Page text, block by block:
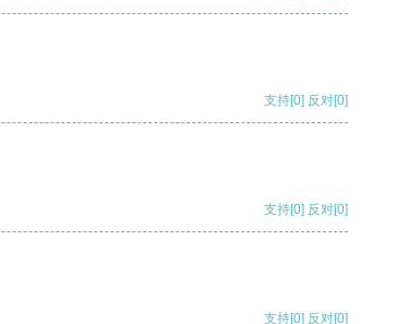
支持[0] 反对[0]
支持[0] 反对[0]
支持[0] 反对[0]